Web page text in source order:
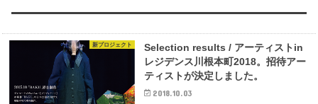
新プロジェクト
Selection results / アーティストin
レジデンス川根本町2018。招待アー
ティストが決定しました。
2018.10.03